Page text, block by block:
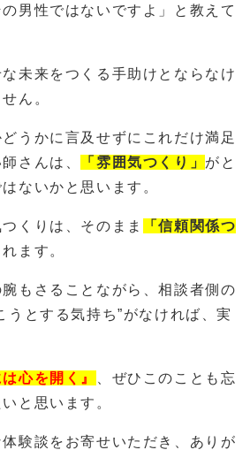
の男性ではないですよ」と教えて
未来をつくる手助けとならなけ
ん。
うかに言及せずにこれだけ満足
さんは、
「雰囲気つくり」 がと
ないかと思います。
くりは、そのまま
「信頼関係つ
ます。
もさることながら、相談者側の
うとする気持ち”がなければ、実
心を開く』
、ぜひこのことも忘
と思います。
験談をお寄せいただき、ありが